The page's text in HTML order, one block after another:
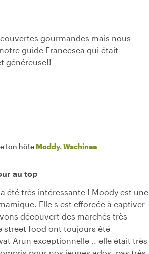
gourmandes mais nous
guide Francesca qui était
généreuse!!
ton hôte Moddy. Wachinee
au top
été très intéressante ! Moody est une
Elle s est efforcée à captiver
découvert des marchés très
street food ont toujours été
Arun exceptionnelle .. elle était très